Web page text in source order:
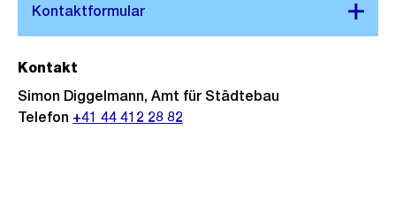
Kontakt
Simon Diggelmann, Amt für Städtebau
Telefon +41 44 412 28 82